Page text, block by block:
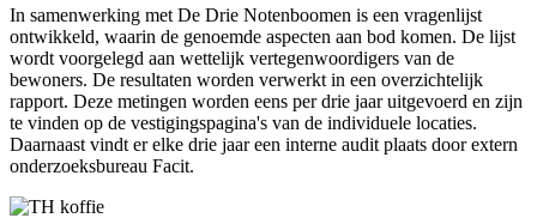
In samenwerking met De Drie Notenboomen is een vragenlijst
ontwikkeld, waarin de genoemde aspecten aan bod komen. De lijst
wordt voorgelegd aan wettelijk vertegenwoordigers van de
bewoners. De resultaten worden verwerkt in een overzichtelijk
rapport. Deze metingen worden eens per drie jaar uitgevoerd en zijn
te vinden op de vestigingspagina's van de individuele locaties.
Daarnaast vindt er elke drie jaar een interne audit plaats door extern
onderzoeksbureau Facit.